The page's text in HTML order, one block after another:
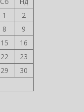
1
2
8
9
15
16
22
23
29
30